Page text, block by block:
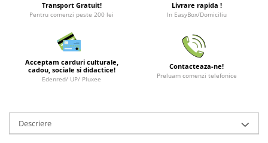
Decoratiuni
Studio Ghibli/My Neighbor
Totoro/Kiki etc
Carnetele
Dragon Ball
Transport Gratuit!
Pentru comenzi peste 200 lei
Livrare rapida !
In EasyBox/Domiciliu
Acceptam carduri culturale,
cadou, sociale si didactice!
Edenred/ UP/ Pluxee
Contacteaza-ne!
Preluam comenzi telefonice
Descriere